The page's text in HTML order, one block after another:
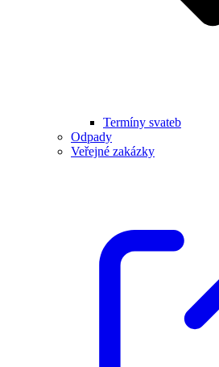
Termíny svateb
Odpady
Veřejné zakázky